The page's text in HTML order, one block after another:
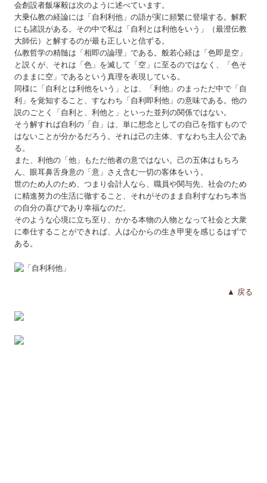
事業継承
料金について
セミナー案内
お問い合わせ
プライバシーポリシー
会創設者飯塚毅は次のように述べています。
大乗仏教の経論には「自利利他」の語が実に頻繁に登場する。解釈
にも諸説がある。その中で私は「自利とは利他をいう」（最澄伝教
大師伝）と解するのが最も正しいと信ずる。
仏教哲学の精髄は「相即の論理」である。般若心経は「色即是空」
と説くが、それは「色」を滅して「空」に至るのではなく、「色そ
のままに空」であるという真理を表現している。
同様に「自利とは利他をいう」とは、「利他」のまっただ中で「自
利」を覚知すること、すなわち「自利即利他」の意味である。他の
説のごとく「自利と、利他と」といった並列の関係ではない。
そう解すれば自利の「自」は、単に想念としての自己を指すもので
はないことが分かるだろう。それは己の主体、すなわち主人公であ
る。
また、利他の「他」もただ他者の意ではない。己の五体はもちろ
ん、眼耳鼻舌身意の「意」さえ含む一切の客体をいう。
世のため人のため、つまり会計人なら、職員や関与先、社会のため
に精進努力の生活に徹すること、それがそのまま自利すなわち本当
の自分の喜びであり幸福なのだ。
そのような心境に立ち至り、かかる本物の人物となって社会と大衆
に奉仕することができれば、人は心からの生き甲斐を感じるはずで
ある。
▲ 戻る